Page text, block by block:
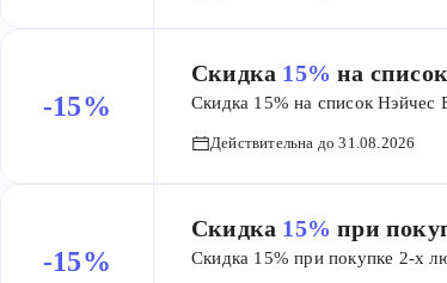
-15%
Скидка 15%на
Скидка 15% на список Нэйчес
Действительна до 31.08.2026
-15%
Скидка 15%при
Скидка 15% при покупке 2-х